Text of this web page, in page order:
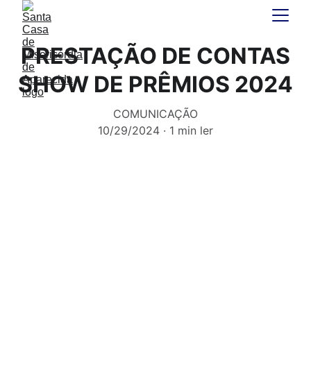
PRESTAÇÃO DE CONTAS
SHOW DE PRÊMIOS 2024
COMUNICAÇÃO
10/29/2024
1 min ler